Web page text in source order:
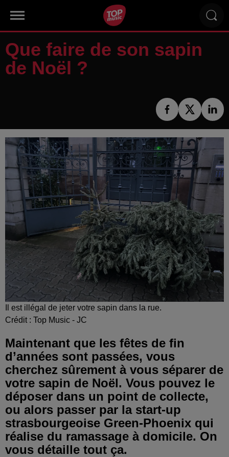
Que faire de son sapin
de Noël ?
Il est illégal de jeter votre sapin dans la rue.
Crédit : Top Music - JC
Maintenant que les fêtes de fin
d’années sont passées, vous
cherchez sûrement à vous séparer de
votre sapin de Noël. Vous pouvez le
déposer dans un point de collecte,
ou alors passer par la start-up
strasbourgeoise Green-Phoenix qui
réalise du ramassage à domicile. On
vous détaille tout ça.